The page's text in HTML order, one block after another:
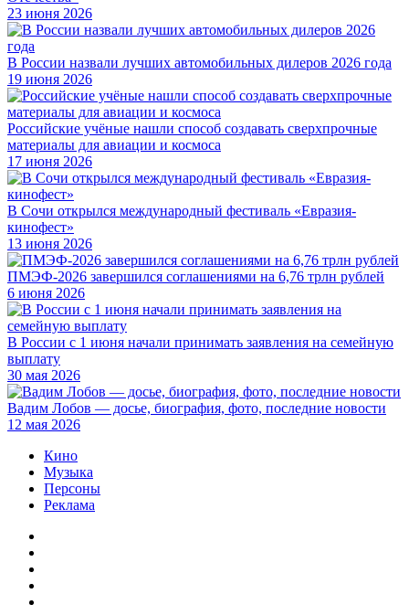
23 июня 2026
В России назвали лучших автомобильных дилеров 2026 года
19 июня 2026
Российские учёные нашли способ создавать сверхпрочные
материалы для авиации и космоса
17 июня 2026
В Сочи открылся международный фестиваль «Евразия-
кинофест»
13 июня 2026
ПМЭФ-2026 завершился соглашениями на 6,76 трлн рублей
6 июня 2026
В России с 1 июня начали принимать заявления на семейную
выплату
30 мая 2026
Вадим Лобов — досье, биография, фото, последние новости
12 мая 2026
Кино
Музыка
Персоны
Реклама